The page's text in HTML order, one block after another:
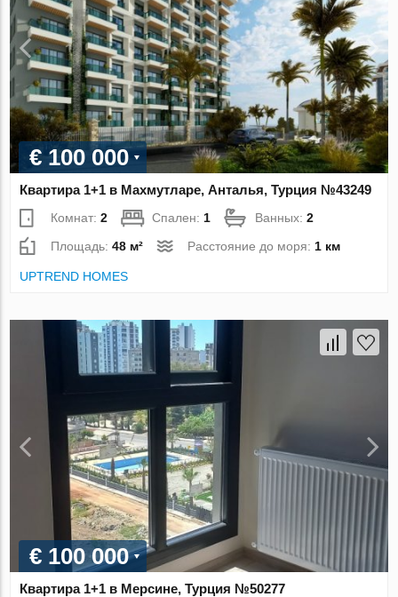
€ 100 000
Квартира 1+1 в Махмутларе, Анталья, Турция №43249
Комнат:2 Спален: 1 Ванных:2
Площадь:48 м² Расстояние до моря: 1 км
UPTREND HOMES
€ 100 000
Квартира 1+1 в Мерсине, Турция №50277